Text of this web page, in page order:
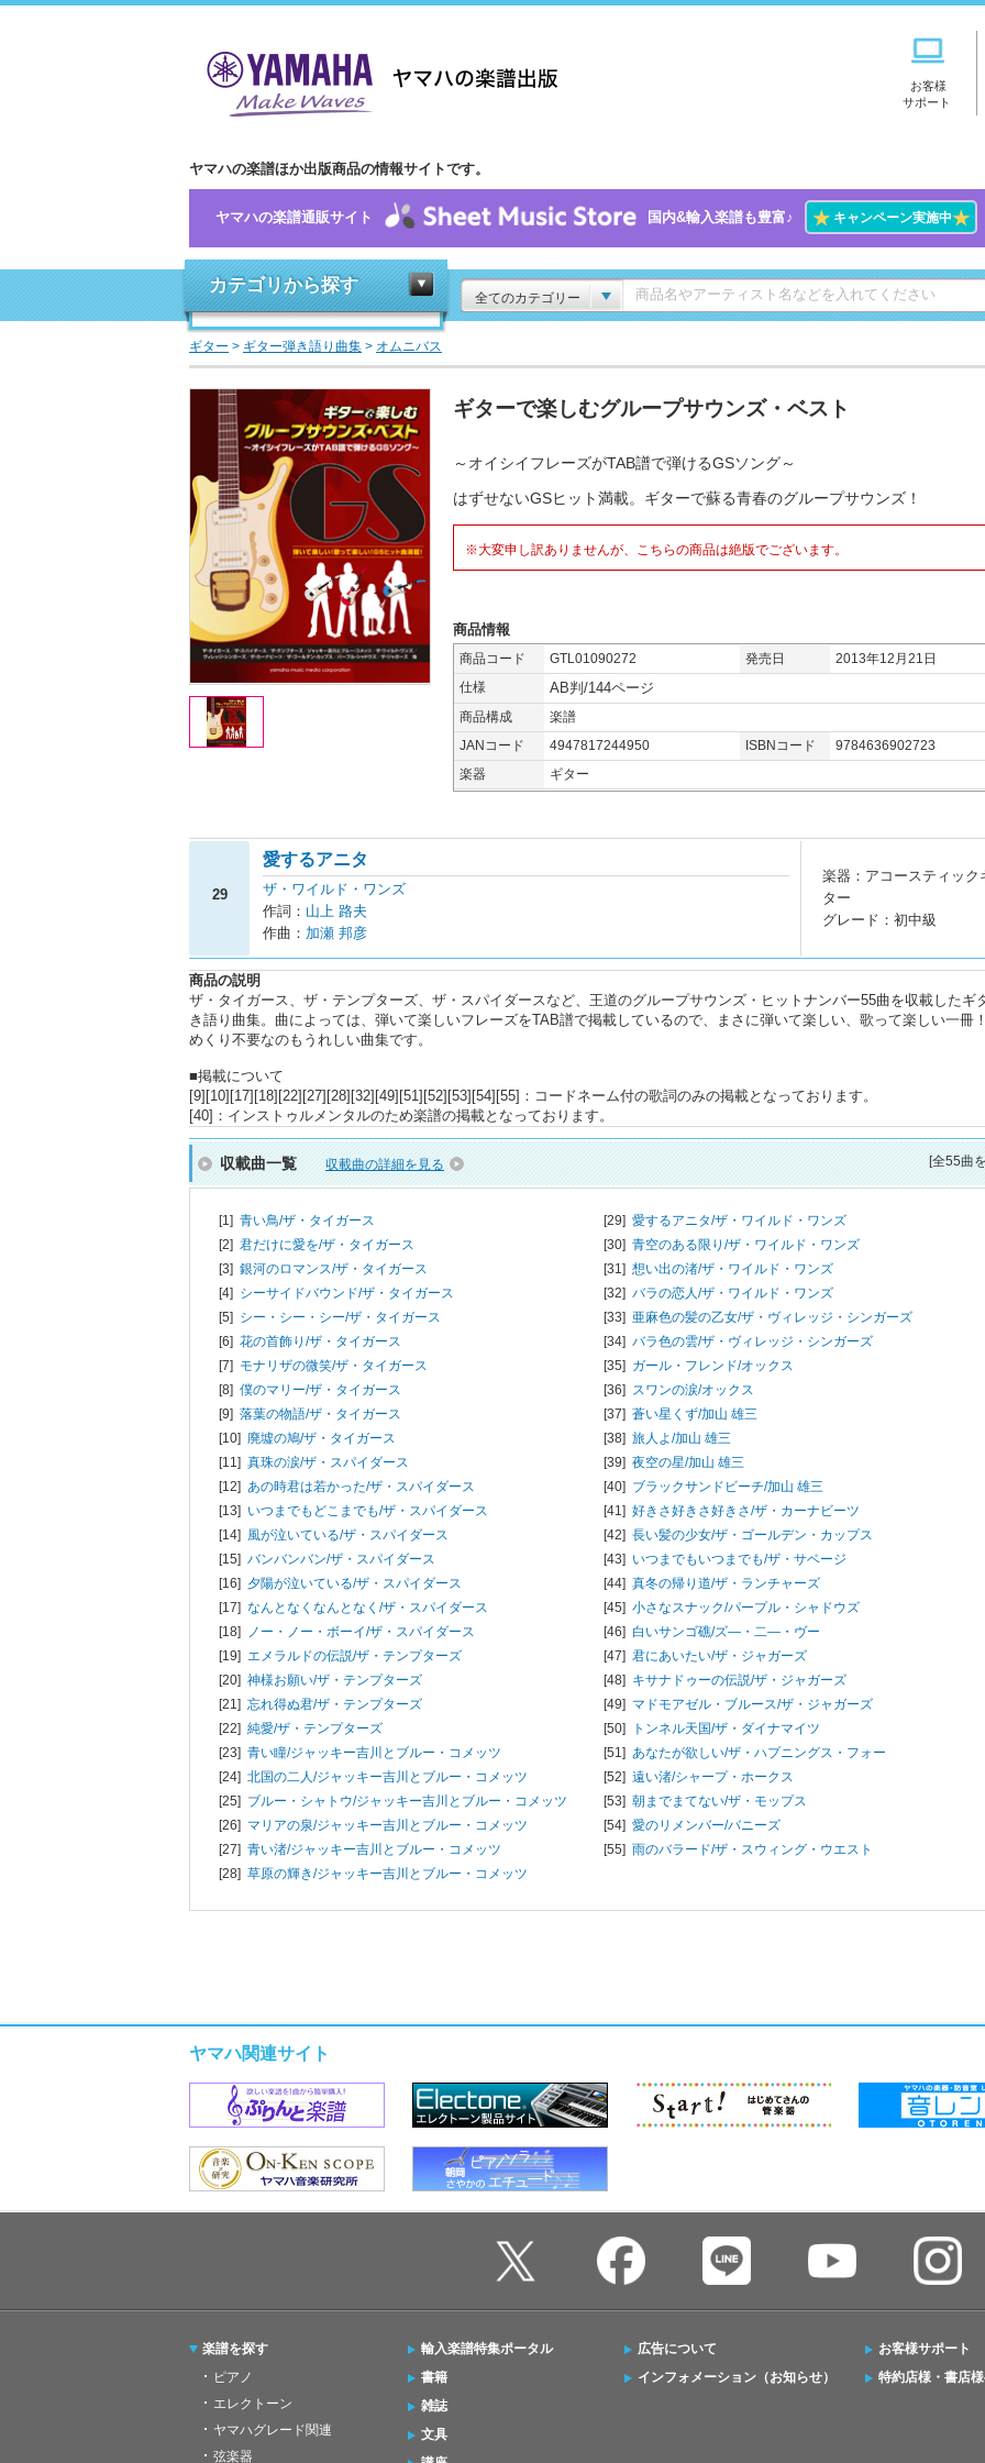
お客様
サポート
ヤマハの楽譜ほか出版商品の情報サイトです。
ヤマハの楽譜通販サイト 国内&輸入楽譜も豊富♪ ★キャンペーン実施中★
カテゴリから探す
全てのカテゴリー
ギター > ギター弾き語り曲集 > オムニバス
ギターで楽しむグループサウンズ・ベスト
～オイシイフレーズがTAB譜で弾けるGSソング～
はずせないGSヒット満載。ギターで蘇る青春のグループサウンズ！
※大変申し訳ありませんが、こちらの商品は絶版でございます。
商品情報
商品コード GTL01090272 発売日
2013年12月21日
仕様
AB判/144ページ
商品構成
楽譜
JANコード
4947817244950 ISBNコード
9784636902723
楽器
ギター
29
愛するアニタ
ザ・ワイルド・ワンズ
作詞： 山上 路夫
作曲： 加瀬 邦彦
楽器：アコースティック
ター
グレード：初中級
商品の説明
ザ・タイガース、ザ・テンプターズ、ザ・スパイダースなど、王道のグループサウンズ・ヒットナンバー55曲を収載したギ
き語り曲集。曲によっては、弾いて楽しいフレーズをTAB譜で掲載しているので、まさに弾いて楽しい、歌って楽しい一
めくり不要なのもうれしい曲集です。
■掲載について
[9][10][17][18][22][27][28][32][49][51][52][53][54][55]：コードネーム付の歌詞のみの掲載となっております。
[40]：インストゥルメンタルのため楽譜の掲載となっております。
収載曲一覧 収載曲の詳細を見る [全55曲
[1] 青い鳥/ザ・タイガース
[2] 君だけに愛を/ザ・タイガース
[3] 銀河のロマンス/ザ・タイガース
[4] シーサイドバウンド/ザ・タイガース
[5] シー・シー・シー/ザ・タイガース
[6] 花の首飾り/ザ・タイガース
[7] モナリザの微笑/ザ・タイガース
[8] 僕のマリー/ザ・タイガース
[9] 落葉の物語/ザ・タイガース
[10] 廃墟の鳩/ザ・タイガース
[11] 真珠の涙/ザ・スパイダース
[12] あの時君は若かった/ザ・スパイダース
[13] いつまでもどこまでも/ザ・スパイダース
[14] 風が泣いている/ザ・スパイダース
[15] バンバンバン/ザ・スパイダース
[16] 夕陽が泣いている/ザ・スパイダース
[17] なんとなくなんとなく/ザ・スパイダース
[18] ノー・ノー・ボーイ/ザ・スパイダース
[19] エメラルドの伝説/ザ・テンプターズ
[20] 神様お願い/ザ・テンプターズ
[21] 忘れ得ぬ君/ザ・テンプターズ
[22] 純愛/ザ・テンプターズ
[23] 青い瞳/ジャッキー吉川とブルー・コメッツ
[24] 北国の二人/ジャッキー吉川とブルー・コメッツ
[25] ブルー・シャトウ/ジャッキー吉川とブルー・コメッツ
[26] マリアの泉/ジャッキー吉川とブルー・コメッツ
[27] 青い渚/ジャッキー吉川とブルー・コメッツ
[28] 草原の輝き/ジャッキー吉川とブルー・コメッツ
[29] 愛するアニタ/ザ・ワイルド・ワンズ
[30] 青空のある限り/ザ・ワイルド・ワンズ
[31] 想い出の渚/ザ・ワイルド・ワンズ
[32] バラの恋人/ザ・ワイルド・ワンズ
[33] 亜麻色の髪の乙女/ザ・ヴィレッジ・シンガーズ
[34] バラ色の雲/ザ・ヴィレッジ・シンガーズ
[35] ガール・フレンド/オックス
[36] スワンの涙/オックス
[37] 蒼い星くず/加山 雄三
[38] 旅人よ/加山 雄三
[39] 夜空の星/加山 雄三
[40] ブラックサンドビーチ/加山 雄三
[41] 好きさ好きさ好きさ/ザ・カーナビーツ
[42] 長い髪の少女/ザ・ゴールデン・カップス
[43] いつまでもいつまでも/ザ・サベージ
[44] 真冬の帰り道/ザ・ランチャーズ
[45] 小さなスナック/パープル・シャドウズ
[46] 白いサンゴ礁/ズ―・二―・ヴー
[47] 君にあいたい/ザ・ジャガーズ
[48] キサナドゥーの伝説/ザ・ジャガーズ
[49] マドモアゼル・ブルース/ザ・ジャガーズ
[50]
トンネル天国/ザ・ダイナマイツ
[51] あなたが欲しい/ザ・ハプニングス・フォー
[52] 遠い渚/シャープ・ホークス
[53] 朝までまてない/ザ・モップス
[54] 愛のリメンバー/バニーズ
[55] 雨のバラード/ザ・スウィング・ウエスト
ヤマハ関連サイト
楽譜を探す
ピアノ
エレクトーン
ヤマハグレード関連
弦楽器
輸入楽譜特集ポータル
書籍
雑誌
文具
広告について
インフォメーション（お知らせ）
お客様サポート
特約店様・書店